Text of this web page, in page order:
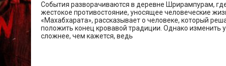
События разворачиваются в деревне Шрирампурам,
жестокое противостояние, уносящее человеческие
«Махабхарата», рассказывает о человеке, который
положить конец кровавой традиции. Однако изменить
сложнее, чем кажется, ведь